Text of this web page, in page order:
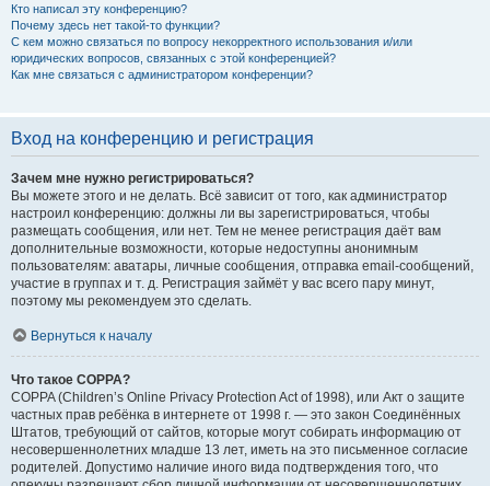
Кто написал эту конференцию?
Почему здесь нет такой-то функции?
С кем можно связаться по вопросу некорректного использования и/или
юридических вопросов, связанных с этой конференцией?
Как мне связаться с администратором конференции?
Вход на конференцию и регистрация
Зачем мне нужно регистрироваться?
Вы можете этого и не делать. Всё зависит от того, как администратор
настроил конференцию: должны ли вы зарегистрироваться, чтобы
размещать сообщения, или нет. Тем не менее регистрация даёт вам
дополнительные возможности, которые недоступны анонимным
пользователям: аватары, личные сообщения, отправка email-сообщений,
участие в группах и т. д. Регистрация займёт у вас всего пару минут,
поэтому мы рекомендуем это сделать.
Вернуться к началу
Что такое COPPA?
COPPA (Children’s Online Privacy Protection Act of 1998), или Акт о защите
частных прав ребёнка в интернете от 1998 г. — это закон Соединённых
Штатов, требующий от сайтов, которые могут собирать информацию от
несовершеннолетних младше 13 лет, иметь на это письменное согласие
родителей. Допустимо наличие иного вида подтверждения того, что